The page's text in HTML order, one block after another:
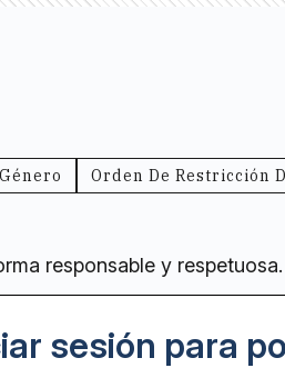
Orden De Restricción
responsable y respetuosa.
sesión para